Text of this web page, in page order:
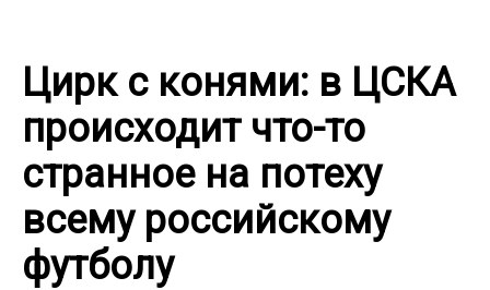
Цирк с конями: в ЦСКА
происходит что-то
странное на потеху
всему российскому
футболу